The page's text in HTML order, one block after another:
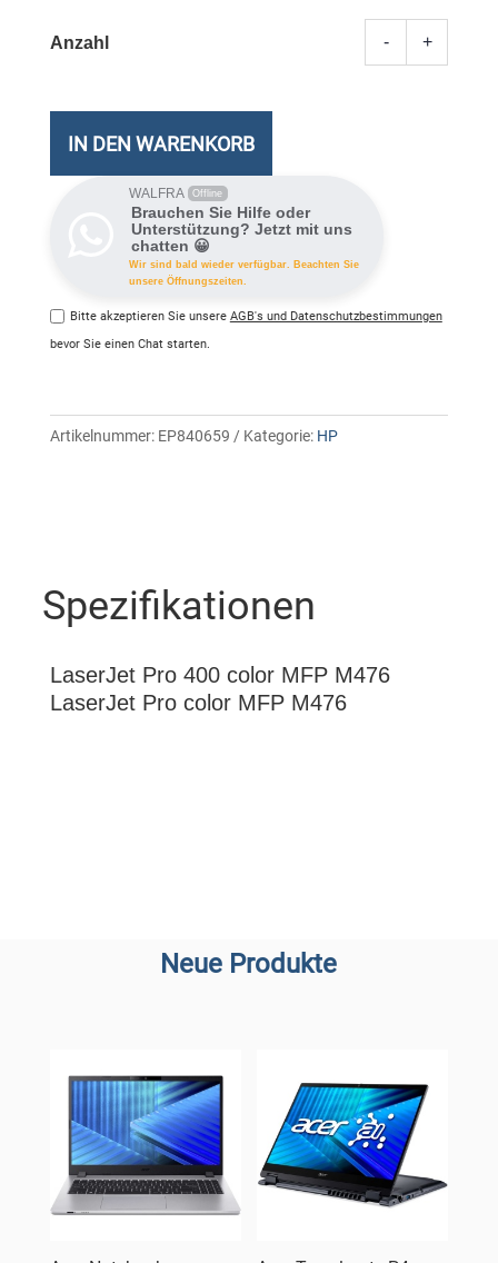
- +
IN DEN WARENKORB
WALFRA Offline
Brauchen Sie Hilfe oder
Unterstützung? Jetzt mit uns
chatten 😀
Wir sind bald wieder verfügbar. Beachten Sie
unsere Öffnungszeiten.
Bitte akzeptieren Sie unsere AGB's und Datenschutzbestimmungen
bevor Sie einen Chat starten.
Artikelnummer: EP840659 Kategorie: HP
Spezifikationen
LaserJet Pro 400 color MFP M476
LaserJet Pro color MFP M476
Neue Produkte